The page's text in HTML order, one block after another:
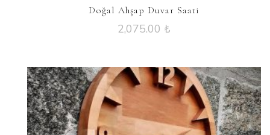
Doğal Ahşap Duvar Saati
2,075.00 ₺